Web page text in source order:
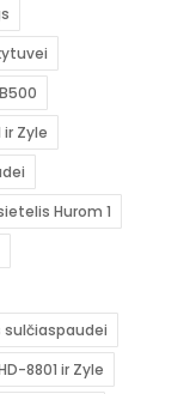
Zyle
Hurom 1
8801 ir Zyle